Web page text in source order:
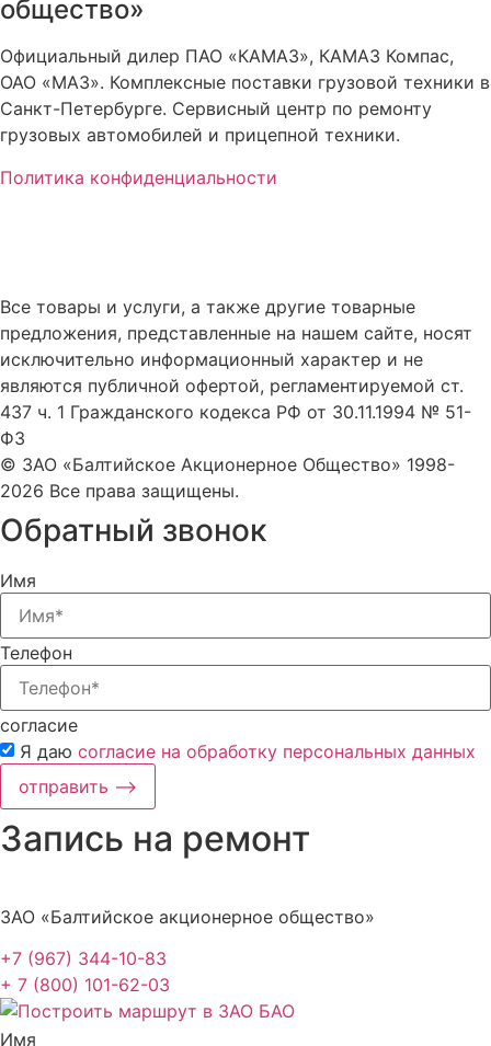
общество»
Официальный дилер ПАО «КАМАЗ», КАМАЗ Компас,
ОАО «МАЗ». Комплексные поставки грузовой техники в
Санкт-Петербурге. Сервисный центр по ремонту
грузовых автомобилей и прицепной техники.
Политика конфиденциальности
Все товары и услуги, а также другие товарные
предложения, представленные на нашем сайте, носят
исключительно информационный характер и не
являются публичной офертой, регламентируемой ст.
437 ч. 1 Гражданского кодекса РФ от 30.11.1994 № 51-
ФЗ
© ЗАО «Балтийское Акционерное Общество» 1998-
2026 Все права защищены.
Обратный звонок
Имя
Телефон
согласие
Я даю согласие на обработку персональных данных
отправить ⟶
Запись на ремонт
ЗАО «Балтийское акционерное общество»
+7 (967) 344-10-83
+ 7 (800) 101-62-03
Имя